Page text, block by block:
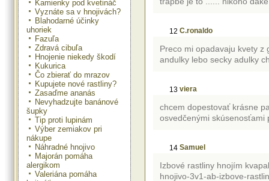
Kamienky pod kvetináč
Vyznáte sa v hnojivách?
Blahodarné účinky
uhoriek
Fazuľa
Zdravá cibuľa
Hnojenie niekedy škodí
Kukurica
Čo zbierať do mrazov
Kupujete nové rastliny?
Zasaďme ananás
Nevyhadzujte banánové
šupky
Tip proti lupinám
Výber zemiakov pri
nákupe
Náhradné hnojivo
Majorán pomáha
alergikom
Valeriána pomáha
12 C.ronaldo
Preco mi opadavaju kvety z
andulky lebo secky adulky
13 viera
chcem dopestovať krásne
osvedčenými skúsenosťami
14 Samuel
Izbové rastliny hnojím
hnojivo-3v1-ab-izbove-